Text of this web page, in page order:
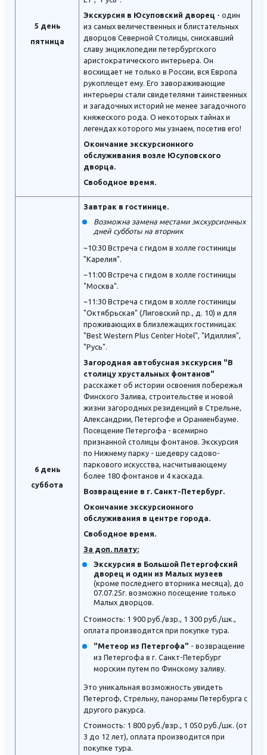
5 день
пятница
Экскурсия в Юсуповский дворец - один
из самых величественных и блистательных
дворцов Северной Столицы, снискавший
славу энциклопедии петербургского
аристократического интерьера. Он
восхищает не только в России, вся Европа
рукоплещет ему. Его завораживающие
интерьеры стали свидетелями таинственных
и загадочных историй не менее загадочного
княжеского рода. О некоторых тайнах и
легендах которого мы узнаем, посетив его!
Окончание экскурсионного
обслуживания возле Юсуповского
дворца.
Свободное время.
6 день
суббота
Завтрак в гостинице.
Возможна замена местами экскурсионных
дней субботы на вторник
~10:30 Встреча с гидом в холле гостиницы
"Карелия".
~11:00 Встреча с гидом в холле гостиницы
"Москва".
~11:30 Встреча с гидом в холле гостиницы
"Октябрьская" (Лиговский пр., д. 10) и для
проживающих в близлежащих гостиницах:
"Best Western Plus Center Hotel", "Идиллия",
"Русь".
Загородная автобусная экскурсия "В
столицу хрустальных фонтанов"
расскажет об истории освоения побережья
Финского Залива, строительстве и новой
жизни загородных резиденций в Стрельне,
Александрии, Петергофе и Ораниенбауме.
Посещение Петергофа - всемирно
признанной столицы фонтанов. Экскурсия
по Нижнему парку - шедевру садово-
паркового искусства, насчитывающему
более 180 фонтанов и 4 каскада.
Возвращение в г. Санкт-Петербург.
Окончание экскурсионного
обслуживания в центре города.
Свободное время.
За доп. плату:
Экскурсия в Большой Петергофский
дворец и один из Малых музеев
(кроме последнего вторника месяца), до
07.07.25г. возможно посещение только
Малых дворцов.
Стоимость: 1 900 руб./взр., 1 300 руб./шк.,
оплата производится при покупке тура.
"Метеор из Петергофа" - возвращение
из Петергофа в г. Санкт-Петербург
морским путем по Финскому заливу.
Это уникальная возможность увидеть
Петергоф, Стрельну, панорамы Петербурга с
другого ракурса.
Стоимость: 1 800 руб./взр., 1 050 руб./шк. (от
3 до 12 лет), оплата производится при
покупке тура.